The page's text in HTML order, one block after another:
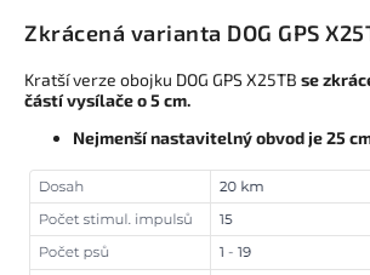
Zkrácená varianta DOG GPS
Kratší verze obojku DOG GPS X25TB se
částí vysílače o 5 cm.
Nejmenší nastavitelný obvod je 25